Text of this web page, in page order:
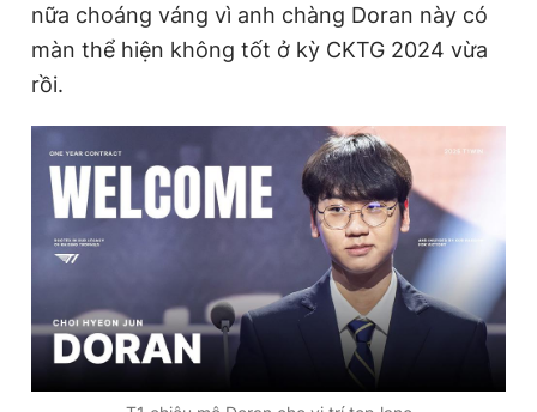
nữa choáng váng vì anh chàng Doran này có
màn thể hiện không tốt ở kỳ CKTG 2024 vừa
rồi.